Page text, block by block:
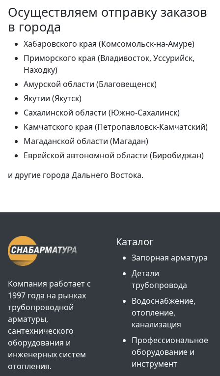
Осуществляем отправку заказов
в города
Хабаровского края (Комсомольск-на-Амуре)
Приморского края (Владивосток, Уссурийск,
Находку)
Амурской области (Благовещенск)
Якутии (Якутск)
Сахалинской области (Южно-Сахалинск)
Камчатского края (Петропавловск-Камчатский)
Магаданской области (Магадан)
Еврейской автономной области (Биробиджан)
и другие города Дальнего Востока.
Компания работает с
1997 года на рынках
трубопроводной
арматуры,
сантехнического
оборудования и
инженерных систем
отопления.
Каталог
Запорная арматура
Детали
трубопровода
Водоснабжение,
отопление,
канализация
Профессиональное
оборудование и
инструмент